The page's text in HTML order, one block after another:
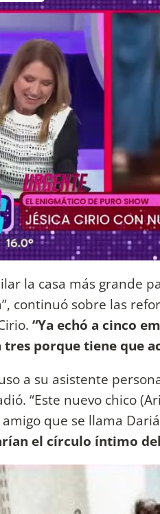
la casa más grande
continuó sobre las
“Ya echó a cinco
porque tiene que
a su asistente
“Este nuevo chico
que se llama
el círculo íntimo